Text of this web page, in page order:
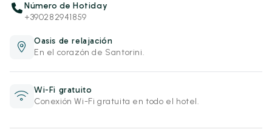
Número de Hotiday
+390282941859
Oasis de relajación
En el corazón de Santorini.
Wi-Fi gratuito
Conexión Wi-Fi gratuita en todo el hotel.